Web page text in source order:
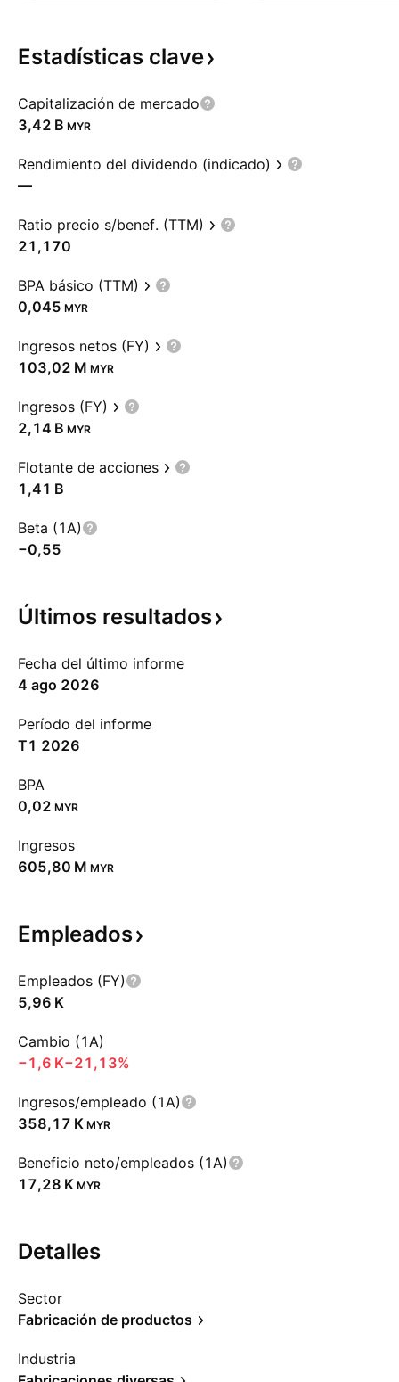
Estadísticas clave
Capitalización de mercado
‪3,42 B‬ MYR
Rendimiento del dividendo (indicado)
—
Ratio precio s/benef. (TTM)
21,170
BPA básico (TTM)
0,045 MYR
Ingresos netos (FY)
‪103,02 M‬ MYR
Ingresos (FY)
‪2,14 B‬ MYR
Flotante de acciones
‪1,41 B‬
Beta (1A)
−0,55
Últimos resultados
Fecha del último informe
4 ago 2026
Período del informe
T1 2026
BPA
0,02 MYR
Ingresos
‪605,80 M‬ MYR
Empleados
Empleados (FY)
‪5,96 K‬
Cambio (1A)
‪−1,6 K‬−21,13%
Ingresos/empleado (1A)
‪358,17 K‬ MYR
Beneficio neto/empleados (1A)
‪17,28 K‬ MYR
Detalles
Sector
Fabricación de productos
Industria